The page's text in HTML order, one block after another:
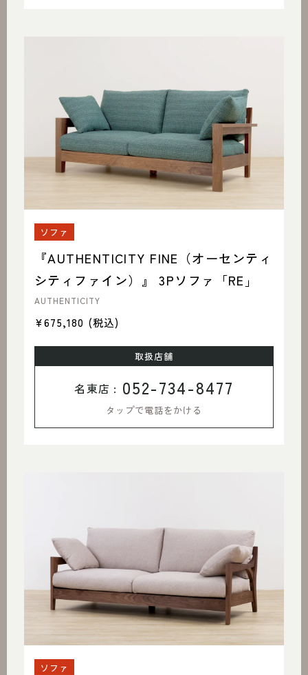
ソファ
『AUTHENTICITY FINE（オーセンティ
シティファイン）』 3Pソファ「RE」
AUTHENTICITY
¥675,180 (税込)
取扱店舗
名東店 : 052-734-8477
タップで電話をかける
ソファ